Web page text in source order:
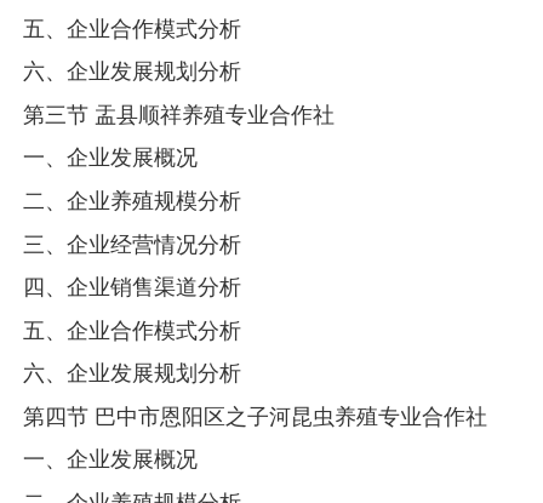
五、企业合作模式分析
六、企业发展规划分析
第三节 盂县顺祥养殖专业合作社
一、企业发展概况
二、企业养殖规模分析
三、企业经营情况分析
四、企业销售渠道分析
五、企业合作模式分析
六、企业发展规划分析
第四节 巴中市恩阳区之子河昆虫养殖专业合作社
一、企业发展概况